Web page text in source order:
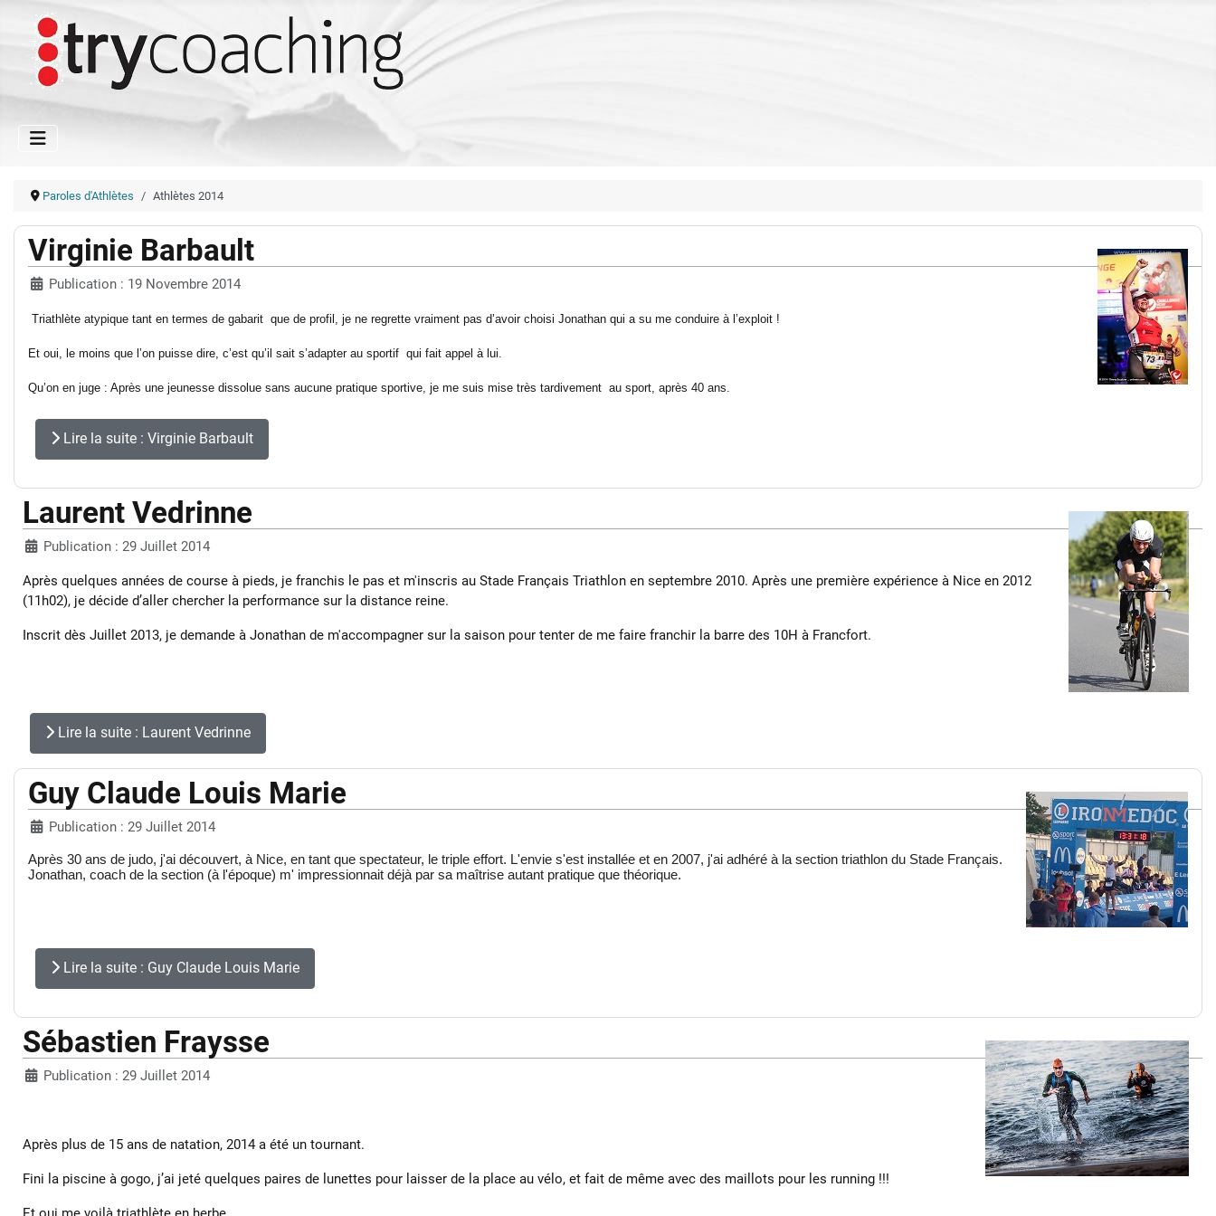
Paroles d'Athlètes Athlètes 2014
Virginie Barbault
Publication : 19 Novembre 2014
Triathlète atypique tant en termes de gabarit que de profil, je ne regrette vraiment pas d’avoir choisi Jonathan qui a su me conduire à l’exploit !
Et oui, le moins que l’on puisse dire, c’est qu’il sait s’adapter au sportif qui fait appel à lui.
Qu’on en juge : Après une jeunesse dissolue sans aucune pratique sportive, je me suis mise très tardivement au sport, après 40 ans.
Lire la suite : Virginie Barbault
Laurent Vedrinne
Publication : 29 Juillet 2014
Après quelques années de course à pieds, je franchis le pas et m'inscris au Stade Français Triathlon en septembre 2010. Après une première expérience à Nice en 2012
(11h02), je décide d’aller chercher la performance sur la distance reine.
Inscrit dès Juillet 2013, je demande à Jonathan de m'accompagner sur la saison pour tenter de me faire franchir la barre des 10H à Francfort.
Lire la suite : Laurent Vedrinne
Guy Claude Louis Marie
Publication : 29 Juillet 2014
Après 30 ans de judo, j'ai découvert, à Nice, en tant que spectateur, le triple effort. L'envie s'est installée et en 2007, j'ai adhéré à la section triathlon du Stade Français.
Jonathan, coach de la section (à l'époque) m' impressionnait déjà par sa maîtrise autant pratique que théorique.
Lire la suite : Guy Claude Louis Marie
Sébastien Fraysse
Publication : 29 Juillet 2014
Après plus de 15 ans de natation, 2014 a été un tournant.
Fini la piscine à gogo, j’ai jeté quelques paires de lunettes pour laisser de la place au vélo, et fait de même avec des maillots pour les running !!!